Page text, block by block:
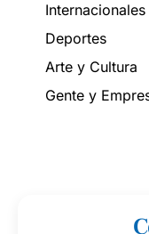
Internacionales
Deportes
Arte y Cultura
Gente y